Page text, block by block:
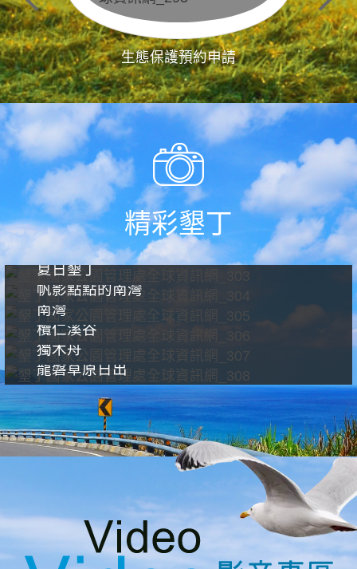
生態保護預約申請
精彩墾丁
夏日墾丁
帆影點點的南灣
南灣
欖仁溪谷
獨木舟
龍磐草原日出